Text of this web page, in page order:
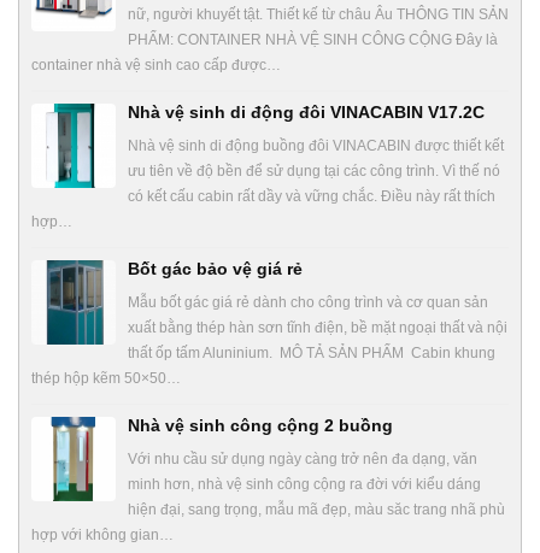
nữ, người khuyết tật. Thiết kế từ châu Âu THÔNG TIN SẢN
PHẨM: CONTAINER NHÀ VỆ SINH CÔNG CỘNG Đây là
container nhà vệ sinh cao cấp được…
Nhà vệ sinh di động đôi VINACABIN V17.2C
Nhà vệ sinh di động buồng đôi VINACABIN được thiết kết
ưu tiên về độ bền để sử dụng tại các công trình. Vì thế nó
có kết cấu cabin rất dầy và vững chắc. Điều này rất thích
hợp…
Bốt gác bảo vệ giá rẻ
Mẫu bốt gác giá rẻ dành cho công trình và cơ quan sản
xuất bằng thép hàn sơn tĩnh điện, bề mặt ngoại thất và nội
thất ốp tấm Aluninium. MÔ TẢ SẢN PHẨM Cabin khung
thép hộp kẽm 50×50…
Nhà vệ sinh công cộng 2 buồng
Với nhu cầu sử dụng ngày càng trở nên đa dạng, văn
minh hơn, nhà vệ sinh công cộng ra đời với kiểu dáng
hiện đại, sang trọng, mẫu mã đẹp, màu săc trang nhã phù
hợp với không gian…